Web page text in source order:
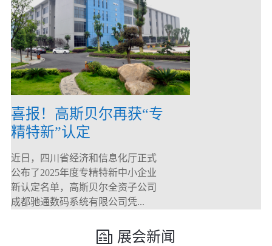
喜报！高斯贝尔再获“专
精特新”认定
近日，四川省经济和信息化厅正式
公布了2025年度专精特新中小企业
新认定名单，高斯贝尔全资子公司
成都驰通数码系统有限公司凭...
展会新闻